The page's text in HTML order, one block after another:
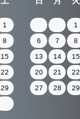
1
8
15
22
29
1
6 7 8
13 14 15
20 21 22
27 28 29